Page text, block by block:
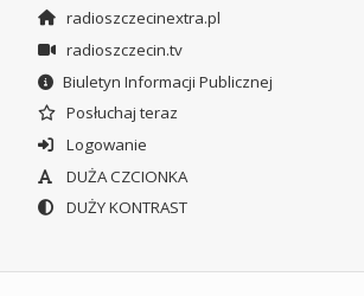
radioszczecinextra.pl
radioszczecin.tv
Biuletyn Informacji Publicznej
Posłuchaj teraz
Logowanie
DUŻA CZCIONKA
DUŻY KONTRAST